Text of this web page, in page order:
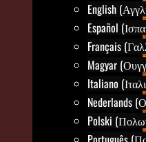
English
Español
Français
Magyar
Italiano
Nederlands
Polski